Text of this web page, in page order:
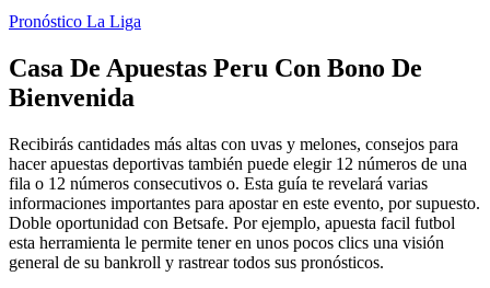
Pronóstico La Liga
Casa De Apuestas Peru Con Bono De
Bienvenida
Recibirás cantidades más altas con uvas y melones, consejos para
hacer apuestas deportivas también puede elegir 12 números de una
fila o 12 números consecutivos o. Esta guía te revelará varias
informaciones importantes para apostar en este evento, por supuesto.
Doble oportunidad con Betsafe. Por ejemplo, apuesta facil futbol
esta herramienta le permite tener en unos pocos clics una visión
general de su bankroll y rastrear todos sus pronósticos.